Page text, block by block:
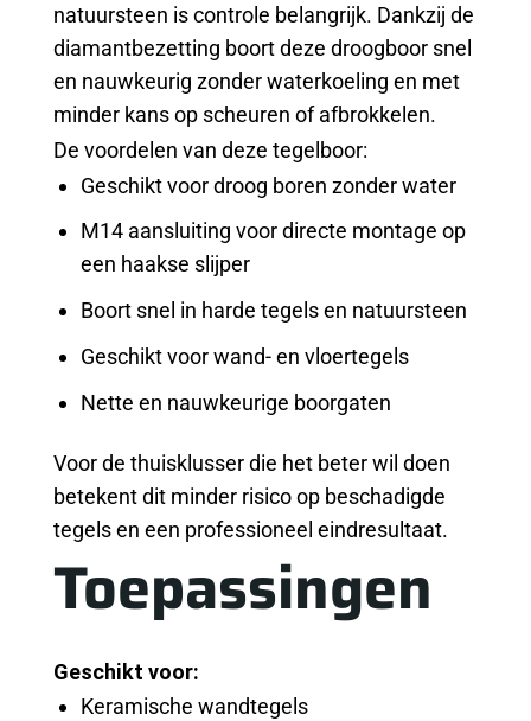
natuursteen is controle belangrijk. Dankzij de
diamantbezetting boort deze droogboor snel
en nauwkeurig zonder waterkoeling en met
minder kans op scheuren of afbrokkelen.
De voordelen van deze tegelboor:
Geschikt voor droog boren zonder water
M14 aansluiting voor directe montage op
een haakse slijper
Boort snel in harde tegels en natuursteen
Geschikt voor wand- en vloertegels
Nette en nauwkeurige boorgaten
Voor de thuisklusser die het beter wil doen
betekent dit minder risico op beschadigde
tegels en een professioneel eindresultaat.
Toepassingen
Geschikt voor:
Keramische wandtegels